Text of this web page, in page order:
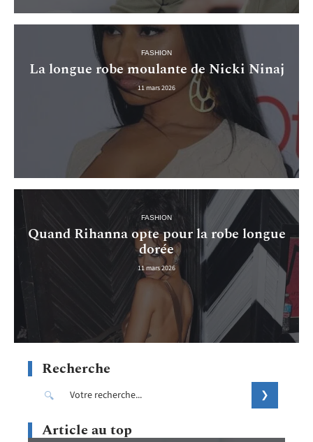
FASHION
La longue robe moulante de Nicki Ninaj
11 mars 2026
FASHION
Quand Rihanna opte pour la robe longue
dorée
11 mars 2026
Recherche
Article au top